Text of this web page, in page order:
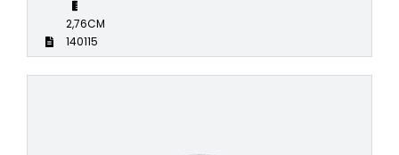
2,76CM
140115